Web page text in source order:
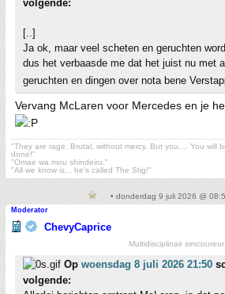
volgende:
[..]
Ja ok, maar veel scheten en geruchten
dus het verbaasde me dat het juist nu met
geruchten en dingen over nota bene
Vervang McLaren voor Mercedes en je
"They are rage. Brutal, without mercy. But you.... You will
done!"
"Omae wa mou shindeiru."
"All we know is... he's called The Stig!"
• donderdag 9 juli 2026 @
Moderator
ChevyCaprice
Multidisciplinair simcoureur
Op woensdag 8 juli 2026 21:50
volgende: